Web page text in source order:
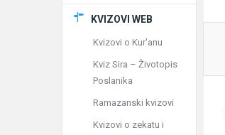
KVIZOVI WEB
Kvizovi o Kur'anu
Kviz Sira – Životopis
Poslanika
Ramazanski kvizovi
Kvizovi o zekatu i